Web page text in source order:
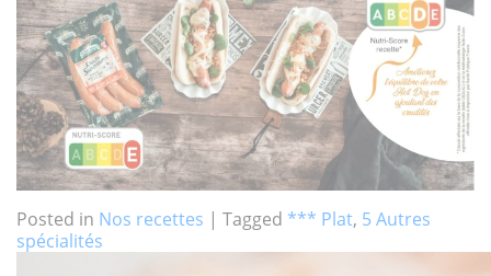
Posted in Nos recettes | Tagged *** Plat, 5 Autres
spécialités